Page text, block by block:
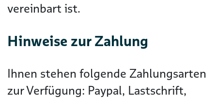
vereinbart ist.
Hinweise zur Zahlung
Ihnen stehen folgende Zahlungsarten
zur Verfügung: Paypal, Lastschrift,